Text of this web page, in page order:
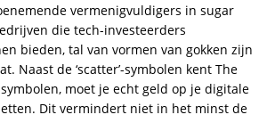
vermenigvuldigers in sugar
die tech-investeerders
bieden, tal van vormen van gokken zijn
Naast de ‘scatter’-symbolen kent The
symbolen, moet je echt geld op je digitale
Dit vermindert niet in het minst de